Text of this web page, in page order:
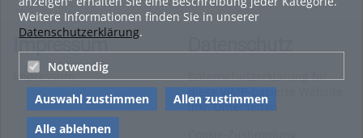
Weitere Informationen finden Sie in unserer
Datenschutzerklärung.
Notwendig
Auswahl zustimmen
Allen zustimmen
Alle ablehnen
Impressum
Impressum
Datenschutzerklärung für
diese ViMP-basierte Website
inkl. Unterseiten